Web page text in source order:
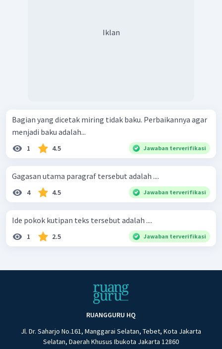
Iklan
Bagian yang dicetak miring tidak baku. Perbaikannya agar
menjadi baku adalah...
1 4.5 Jawaban terverifikasi
Gagasan utama paragraf tersebut adalah ....
4 4.5 Jawaban terverifikasi
Ide pokok kutipan teks tersebut adalah ....
1 2.5 Jawaban terverifikasi
RUANGGURU HQ
Jl. Dr. Saharjo No.161, Manggarai Selatan, Tebet, Kota Jakarta
Selatan, Daerah Khusus Ibukota Jakarta 12860